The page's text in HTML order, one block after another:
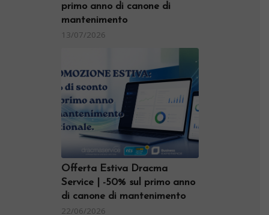
primo anno di canone di
mantenimento
13/07/2026
Offerta Estiva Dracma
Service | -50% sul primo anno
di canone di mantenimento
22/06/2026